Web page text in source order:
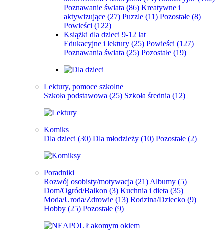
Poznawanie świata (86) Kreatywne i
aktywizujące (27) Puzzle (11) Pozostałe (8)
Powieści (122)
Książki dla dzieci 9-12 lat
Edukacyjne i lektury (25) Powieści (127)
Poznawania świata (25) Pozostałe (19)
Lektury, pomoce szkolne
Szkoła podstawowa (25) Szkoła średnia (12)
Komiks
Dla dzieci (30) Dla młodzieży (10) Pozostałe (2)
Poradniki
Rozwój osobisty/motywacja (21) Albumy (5)
Dom/Ogród/Balkon (3) Kuchnia i dieta (35)
Moda/Uroda/Zdrowie (13) Rodzina/Dziecko (9)
Hobby (25) Pozostałe (9)